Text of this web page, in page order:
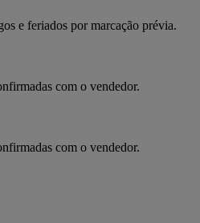
e feriados por marcação prévia.
com o vendedor.
com o vendedor.